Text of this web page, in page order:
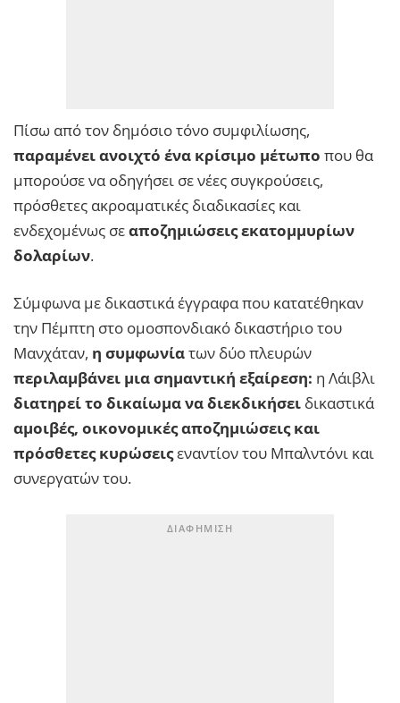
Πίσω από τον δημόσιο τόνο συμφιλίωσης,
παραμένει ανοιχτό ένα κρίσιμο μέτωπο που θα
μπορούσε να οδηγήσει σε νέες συγκρούσεις,
πρόσθετες ακροαματικές διαδικασίες και
ενδεχομένως σεαποζημιώσεις εκατομμυρίων
δολαρίων.
Σύμφωνα με δικαστικά έγγραφα που κατατέθηκαν
την Πέμπτη στο ομοσπονδιακό δικαστήριο του
Μανχάταν, η συμφωνίατων δύο πλευρών
περιλαμβάνει μια σημαντική εξαίρεση: η Λάιβλι
διατηρεί το δικαίωμα να διεκδικήσει δικαστικά
αμοιβές, οικονομικές αποζημιώσεις και
πρόσθετες κυρώσειςεναντίον του Μπαλντόνι και
συνεργατών του.